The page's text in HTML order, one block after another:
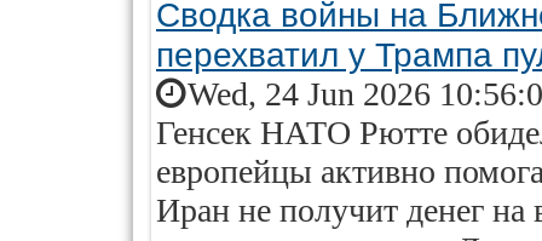
Сводка войны на
перехватил у Трампа
Wed, 24 Jun 2026
Генсек НАТО Рютте
европейцы активно
Иран не получит денег на